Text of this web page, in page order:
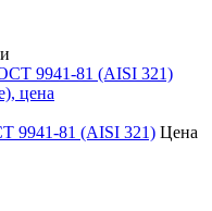
9941-81 (AISI 321) Цена